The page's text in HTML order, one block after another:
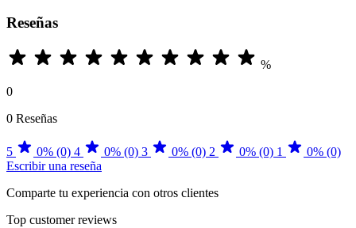
Reseñas
%
0
0 Reseñas
5 0% (0) 4 0% (0) 3 0% (0) 2 0% (0) 1
0% (0)
Escribir una reseña
Comparte tu experiencia con otros clientes
Top customer reviews